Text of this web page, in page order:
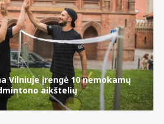
Vilniuje įrengė 10 nemokamų
aikštelių